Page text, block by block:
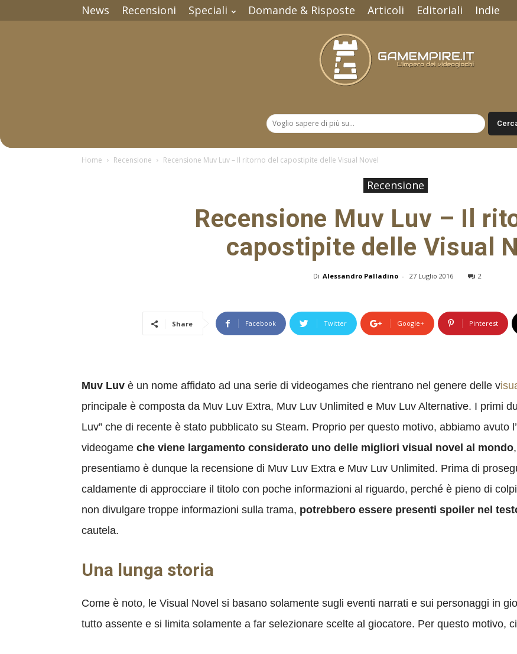
News Recensioni Speciali Domande & Risposte Articoli Editoriali Indie
Home Recensione Recensione Muv Luv – Il ritorno del capostipite delle Visual Novel
Recensione
Recensione Muv Luv – Il
capostipite delle Visual
Di Alessandro Palladino - 27 Luglio 2016 2
Share Facebook Twitter Google+ Pinterest
Muv Luv è un nome affidato ad una serie di videogames che rientrano nel genere delle v
principale è composta da Muv Luv Extra, Muv Luv Unlimited e Muv Luv Alternative. I primi
Luv” che di recente è stato pubblicato su Steam. Proprio per questo motivo, abbiamo avuto
videogame che viene largamento considerato uno delle migliori visual novel al mondo
presentiamo è dunque la recensione di Muv Luv Extra e Muv Luv Unlimited. Prima di
caldamente di approcciare il titolo con poche informazioni al riguardo, perché è pieno di
non divulgare troppe informazioni sulla trama, potrebbero essere presenti spoiler nel
cautela.
Una lunga storia
Come è noto, le Visual Novel si basano solamente sugli eventi narrati e sui personaggi in
tutto assente e si limita solamente a far selezionare scelte al giocatore. Per questo motivo,